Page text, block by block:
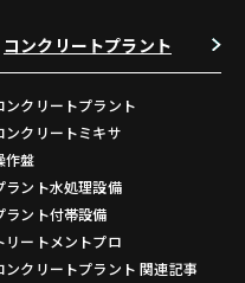
コンクリートプラント
ンクリートプラント
ンクリートミキサ
作盤
ラント水処理設備
ラント付帯設備
リートメントプロ
ンクリートプラント 関連記事